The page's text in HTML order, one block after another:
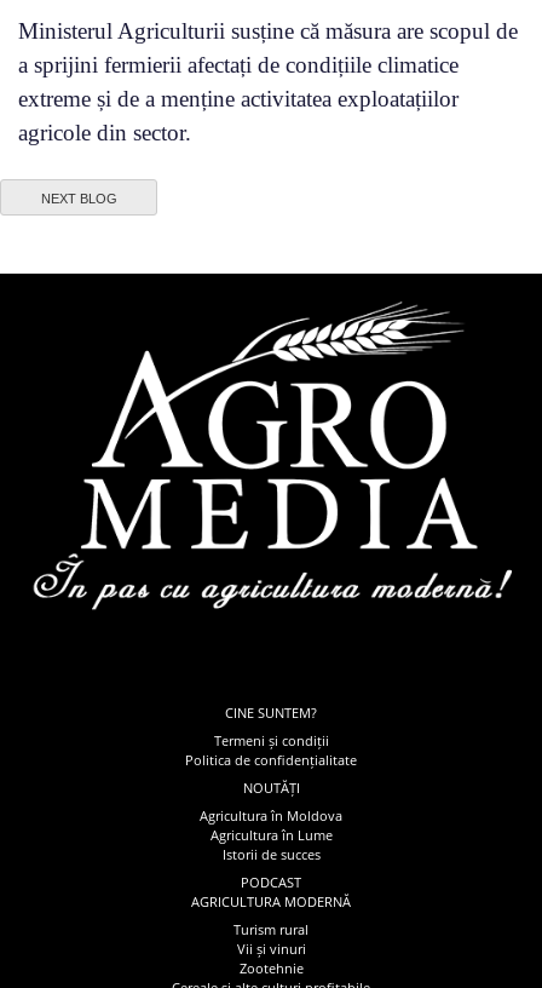
Ministerul Agriculturii susține că măsura are scopul de
a sprijini fermierii afectați de condițiile climatice
extreme și de a menține activitatea exploatațiilor
agricole din sector.
NEXT BLOG
CINE SUNTEM?
Termeni și condiții
Politica de confidențialitate
NOUTĂȚI
Agricultura în Moldova
Agricultura în Lume
Istorii de succes
PODCAST
AGRICULTURA MODERNĂ
Turism rural
Vii și vinuri
Zootehnie